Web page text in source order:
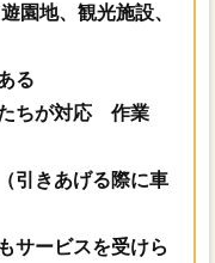
園地、観光施設、
る
たちが対応 作業
引きあげる際に車
サービスを受けら